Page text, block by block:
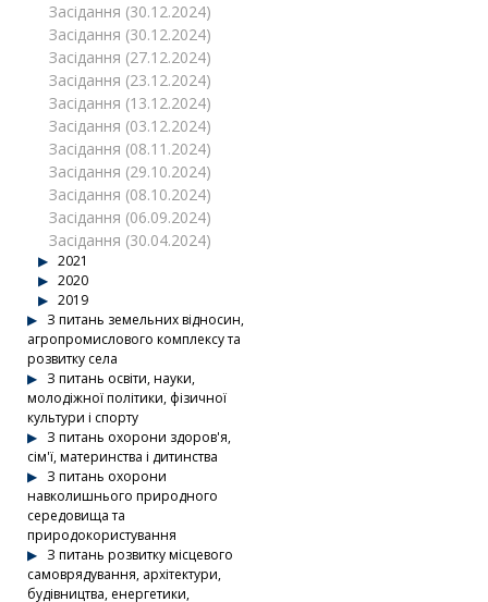
Засідання (30.12.2024)
Засідання (30.12.2024)
Засідання (27.12.2024)
Засідання (23.12.2024)
Засідання (13.12.2024)
Засідання (03.12.2024)
Засідання (08.11.2024)
Засідання (29.10.2024)
Засідання (08.10.2024)
Засідання (06.09.2024)
Засідання (30.04.2024)
2021
2020
2019
З питань земельних відносин,
агропромислового комплексу та
розвитку села
З питань освіти, науки,
молодіжної політики, фізичної
культури і спорту
З питань охорони здоров'я,
сім'ї, материнства і дитинства
З питань охорони
навколишнього природного
середовища та
природокористування
З питань розвитку місцевого
самоврядування, архітектури,
будівництва, енергетики,